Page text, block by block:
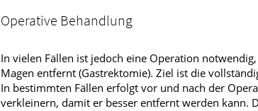
Operative Behandlung
In vielen Fällen ist jedoch eine Operation
Magen entfernt (Gastrektomie). Ziel ist die
In bestimmten Fällen erfolgt vor und nach der
verkleinern, damit er besser entfernt werden kann.